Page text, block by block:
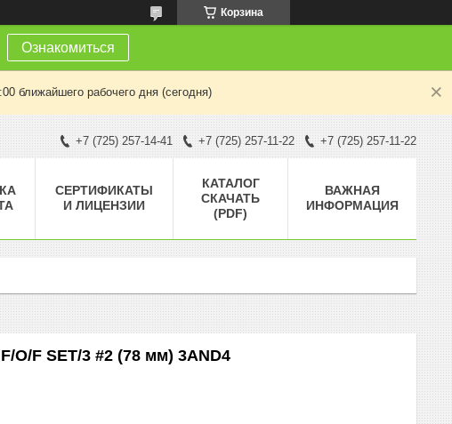
Корзина
Ознакомиться
ближайшего рабочего дня (сегодня)
+7 (725) 257-14-41 +7 (725) 257-11-22 +7 (725) 257-11-22
СЕРТИФИКАТЫ
И ЛИЦЕНЗИИ
КАТАЛОГ
СКАЧАТЬ
(PDF)
ВАЖНАЯ
ИНФОРМАЦИЯ
O/F SET/3 #2 (78 мм) 3AND4